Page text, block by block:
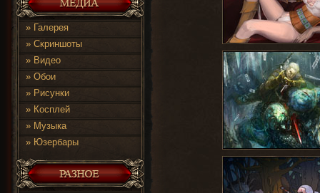
» Галерея
» Скриншоты
» Видео
» Обои
» Рисунки
» Косплей
» Музыка
» Юзербары